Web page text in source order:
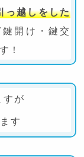
っ越しをした
鍵開け・鍵交
！
すが
す